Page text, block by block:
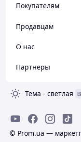
Покупателям
Продавцам
О нас
Партнеры
Тема - светлая
© Prom.ua —